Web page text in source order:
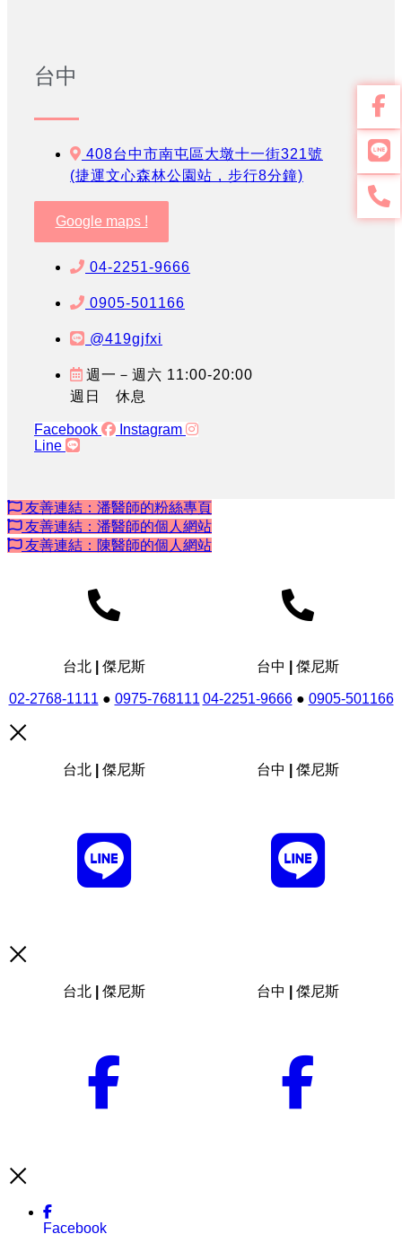
台中
408台中市南屯區大墩十一街321號
(捷運文心森林公園站，步行8分鐘)
Google maps !
04-2251-9666
0905-501166
@419gjfxi
週一－週六 11:00-20:00
週日 休息
Facebook
Instagram
Line
友善連結：潘醫師的粉絲專頁
友善連結：潘醫師的個人網站
友善連結：陳醫師的個人網站
台北 | 傑尼斯
02-2768-1111 ● 0975-768111
台中 | 傑尼斯
04-2251-9666● 0905-501166
台北 | 傑尼斯 台中 | 傑尼斯
台北 | 傑尼斯 台中 | 傑尼斯
Facebook